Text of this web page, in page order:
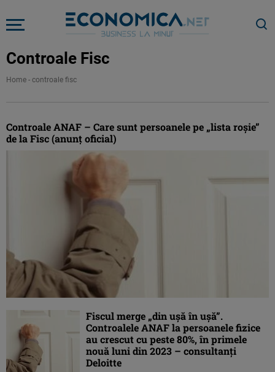
Controale Fisc
Home - controale fisc
Controale ANAF – Care sunt persoanele pe „lista roşie”
de la Fisc (anunţ oficial)
Fiscul merge „din uşă în uşă”.
Controalele ANAF la persoanele fizice
au crescut cu peste 80%, în primele
nouă luni din 2023 – consultanţi
Deloitte